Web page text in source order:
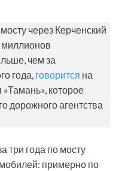
через Керченский
миллионов
чем за
года, говорится на
которое
дорожного агентства
три года по мосту
примерно по